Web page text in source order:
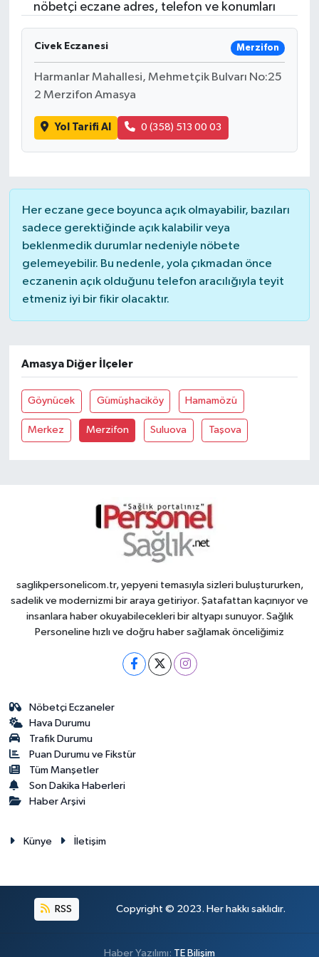
nöbetçi eczane adres, telefon ve konumları
Civek Eczanesi Merzifon
Harmanlar Mahallesi, Mehmetçik Bulvarı No:25
2 Merzifon Amasya
Yol Tarifi Al 0 (358) 513 00 03
Her eczane gece boyunca açık olmayabilir, bazıları
sadece gerektiğinde açık kalabilir veya
beklenmedik durumlar nedeniyle nöbete
gelemeyebilir. Bu nedenle, yola çıkmadan önce
eczanenin açık olduğunu telefon aracılığıyla teyit
etmeniz iyi bir fikir olacaktır.
Amasya Diğer İlçeler
Göynücek Gümüşhaciköy Hamamözü
Merkez Merzifon Suluova Taşova
saglikpersonelicom.tr, yepyeni temasıyla sizleri buluştururken,
sadelik ve modernizmi bir araya getiriyor. Şatafattan kaçınıyor ve
insanlara haber okuyabilecekleri bir altyapı sunuyor. Sağlık
Personeline hızlı ve doğru haber sağlamak önceliğimiz
Nöbetçi Eczaneler
Hava Durumu
Trafik Durumu
Puan Durumu ve Fikstür
Tüm Manşetler
Son Dakika Haberleri
Haber Arşivi
Künye İletişim
RSS Copyright © 2023. Her hakkı saklıdır.
Haber Yazılımı: TE Bilişim